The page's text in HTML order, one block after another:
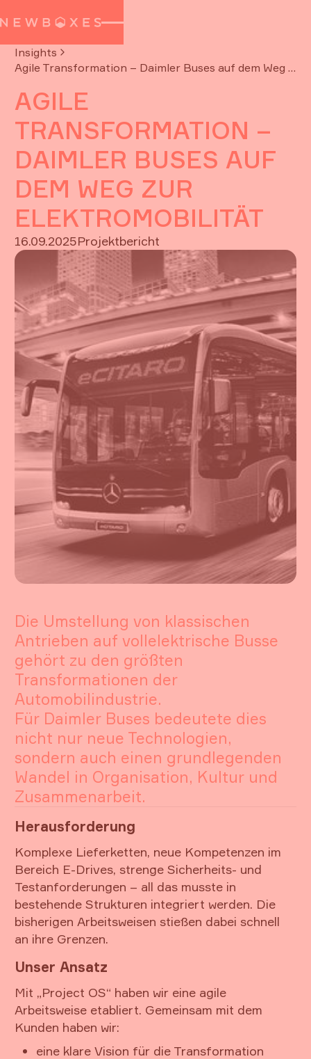
Insights
Agile Transformation – Daimler Buses auf dem Weg zur Elektromobilität
AGILE
TRANSFORMATION –
DAIMLER BUSES AUF
DEM WEG ZUR
ELEKTROMOBILITÄT
16.09.2025Projektbericht
Die Umstellung von klassischen
Antrieben auf vollelektrische Busse
gehört zu den größten
Transformationen der
Automobilindustrie.
Für Daimler Buses bedeutete dies
nicht nur neue Technologien,
sondern auch einen grundlegenden
Wandel in Organisation, Kultur und
Zusammenarbeit.
Herausforderung
Komplexe Lieferketten, neue Kompetenzen im
Bereich E-Drives, strenge Sicherheits- und
Testanforderungen – all das musste in
bestehende Strukturen integriert werden. Die
bisherigen Arbeitsweisen stießen dabei schnell
an ihre Grenzen.
Unser Ansatz
Mit „Project OS“ haben wir eine agile
Arbeitsweise etabliert. Gemeinsam mit dem
Kunden haben wir:
eine klare Vision für die Transformation